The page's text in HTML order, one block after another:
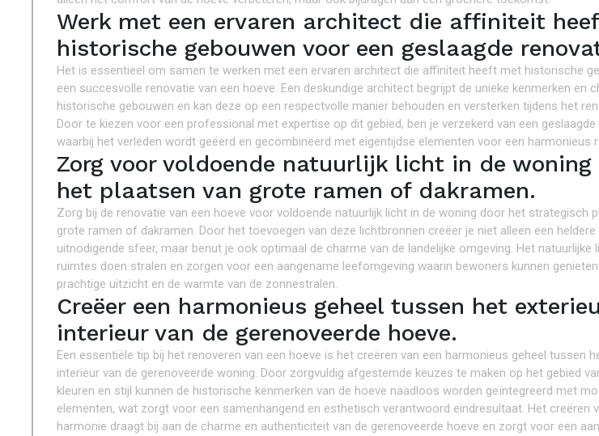
Werk met een ervaren architect die affiniteit
historische gebouwen voor een geslaagde
Het is essentieel om samen te werken met een ervaren architect die affiniteit heeft met historische
een succesvolle renovatie van een hoeve. Een deskundige architect begrijpt de unieke kenmerken en
historische gebouwen en kan deze op een respectvolle manier behouden en versterken tijdens het
Door te kiezen voor een professional met expertise op dit gebied, ben je verzekerd van een
waarbij het verleden wordt geëerd en gecombineerd met eigentijdse elementen voor een harmonieus
Zorg voor voldoende natuurlijk licht in de woning
het plaatsen van grote ramen of dakramen.
Zorg bij de renovatie van een hoeve voor voldoende natuurlijk licht in de woning door het strategisch
grote ramen of dakramen. Door het toevoegen van deze lichtbronnen creëer je niet alleen een heldere
uitnodigende sfeer, maar benut je ook optimaal de charme van de landelijke omgeving. Het natuurlijke
ruimtes doen stralen en zorgen voor een aangename leefomgeving waarin bewoners kunnen
prachtige uitzicht en de warmte van de zonnestralen.
Creëer een harmonieus geheel tussen het
interieur van de gerenoveerde hoeve.
Een essentiële tip bij het renoveren van een hoeve is het creëren van een harmonieus geheel tussen
interieur van de gerenoveerde woning. Door zorgvuldig afgestemde keuzes te maken op het gebied
kleuren en stijl kunnen de historische kenmerken van de hoeve naadloos worden geïntegreerd met
elementen, wat zorgt voor een samenhangend en esthetisch verantwoord eindresultaat. Het creëren
harmonie draagt bij aan de charme en authenticiteit van de gerenoveerde hoeve en zorgt voor een